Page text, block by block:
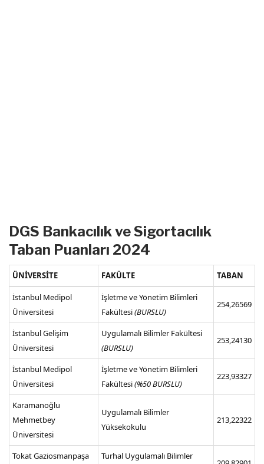
DGS Bankacılık ve Sigortacılık
Taban Puanları 2024
ÜNİVERSİTE FAKÜLTE TABAN
İstanbul Medipol
Üniversitesi
İşletme ve Yönetim Bilimleri
Fakültesi(BURSLU)
254,26569
İstanbul Gelişim
Üniversitesi
Uygulamalı Bilimler Fakültesi
(BURSLU)
253,24130
İstanbul Medipol
Üniversitesi
İşletme ve Yönetim Bilimleri
Fakültesi(%50 BURSLU)
223,93327
Karamanoğlu
Mehmetbey
Üniversitesi
Uygulamalı Bilimler
Yüksekokulu
213,22322
Tokat Gaziosmanpaşa Turhal Uygulamalı Bilimler